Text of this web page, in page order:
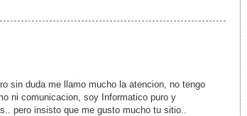
sin duda me llamo mucho la atencion, no tengo
ni comunicacion, soy Informatico puro y
pero insisto que me gusto mucho tu sitio..